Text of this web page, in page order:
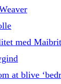
med
at blive